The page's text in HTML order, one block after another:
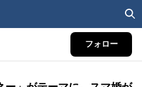
フォロー